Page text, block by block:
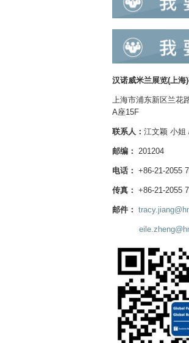
汉诺威米兰展览(上海
上海市浦东新区兰花
A座15F
联系人： 江文颖 小姐
邮编： 201204
电话： +86-21-2055
传真： +86-21-2055
邮件：